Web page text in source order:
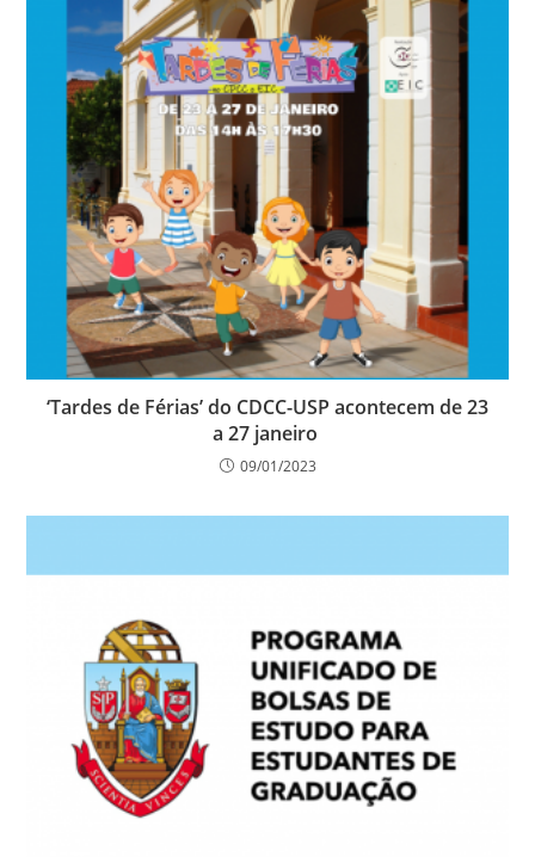
‘Tardes de Férias’ do CDCC-USP acontecem de 23
a 27 janeiro
09/01/2023